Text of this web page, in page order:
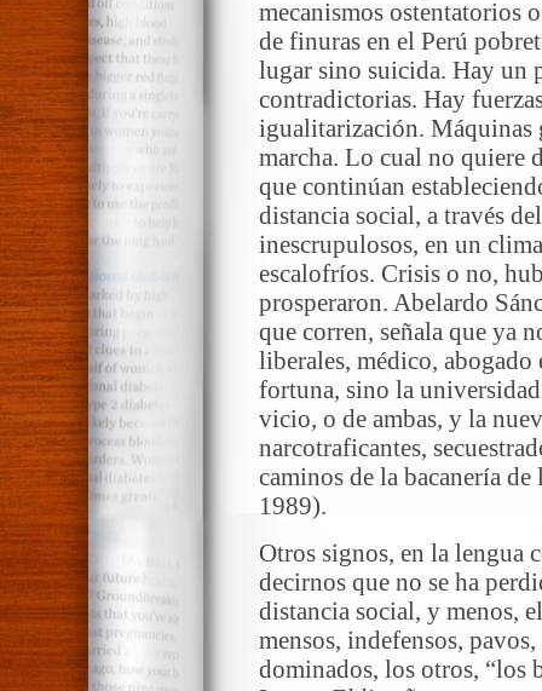
mecanismos ostentatorios
de finuras en el Perú
lugar sino suicida. Hay un
contradictorias. Hay
igualitarización. Máquinas
marcha. Lo cual no quiere
que continúan
distancia social, a través
inescrupulosos, en un
escalofríos. Crisis o no,
prosperaron. Abelardo
que corren, señala que ya
liberales, médico, abogado
fortuna, sino la
vicio, o de ambas, y la
narcotraficantes,
caminos de la bacanería
1989).
Otros signos, en la lengua
decirnos que no se ha
distancia social, y menos,
mensos, indefensos,
dominados, los otros, “los